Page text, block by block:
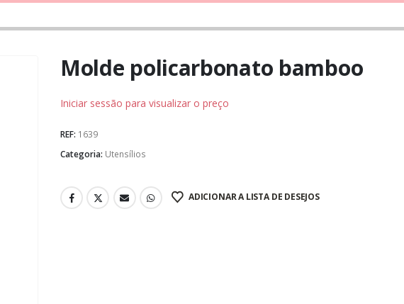
Molde policarbonato bamboo
Iniciar sessão para visualizar o preço
REF: 1639
Categoria: Utensílios
ADICIONAR A LISTA DE DESEJOS